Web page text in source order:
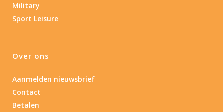
Military
Sport Leisure
Over ons
Aanmelden nieuwsbrief
Contact
Betalen